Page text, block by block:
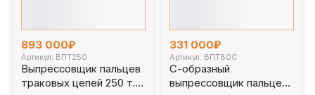
893 000₽
Артикул: ВПТ250
Выпрессовщик пальцев
траковых цепей 250 т.
331 000₽
Артикул: ВПТ80С
С-образный
выпрессовщик пальцев